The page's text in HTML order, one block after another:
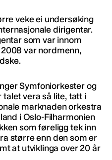
veke ei undersøking
dirigentar.
som var innom
var nordmenn,
Symfoniorkester og
vera så lite, tatt i
marknaden orkestra
i Oslo-Filharmonien
som føreligg tek inn
større enn den som er
at utviklinga over 20 år